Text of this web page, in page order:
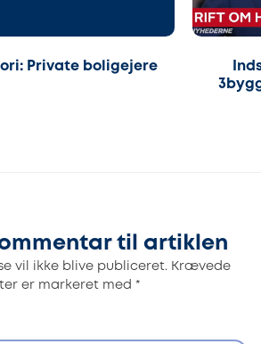
Private boligejere
til artiklen
vil ikke blive publiceret. Krævede
er markeret med *